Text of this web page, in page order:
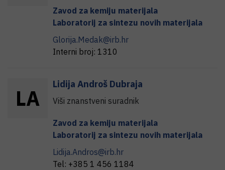
Zavod za kemiju materijala
Laboratorij za sintezu novih materijala
Glorija.Medak@irb.hr
Interni broj: 1310
LA
Lidija Androš Dubraja
Viši znanstveni suradnik
Zavod za kemiju materijala
Laboratorij za sintezu novih materijala
Lidija.Andros@irb.hr
Tel: +385 1 456 1184